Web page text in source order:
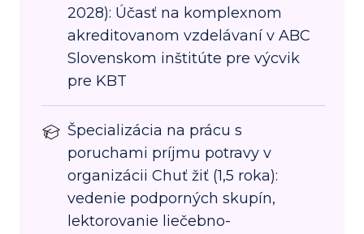
2028): Účasť na komplexnom
akreditovanom vzdelávaní v ABC
Slovenskom inštitúte pre výcvik
pre KBT
Špecializácia na prácu s
poruchami príjmu potravy v
organizácii Chuť žiť (1,5 roka):
vedenie podporných skupín,
lektorovanie liečebno-